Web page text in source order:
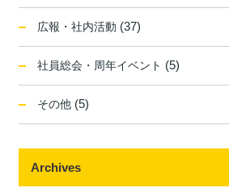
広報・社内活動 (37)
社員総会・周年イベント (5)
その他 (5)
Archives